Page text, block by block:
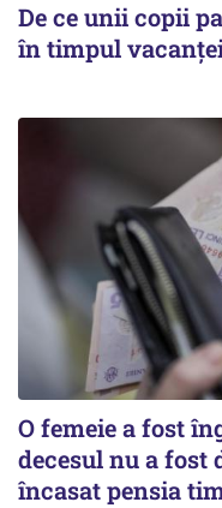
De ce unii copii
în timpul
O femeie a fost
decesul nu a
încasat pensia